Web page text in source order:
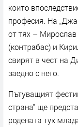
които
професия. На
от тях –
(контрабас) и
свирят в чест на
заедно с него.
Пътуващият
страна“ ще
родената тук